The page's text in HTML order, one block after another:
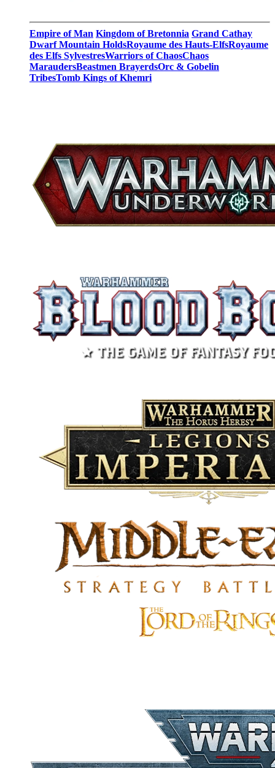
Empire of Man Kingdom of Bretonnia Grand Cathay
Dwarf Mountain HoldsRoyaume des Hauts-ElfsRoyaume
des Elfs SylvestresWarriors of ChaosChaos
MaraudersBeastmen BrayerdsOrc & Gobelin
TribesTomb Kings of Khemri